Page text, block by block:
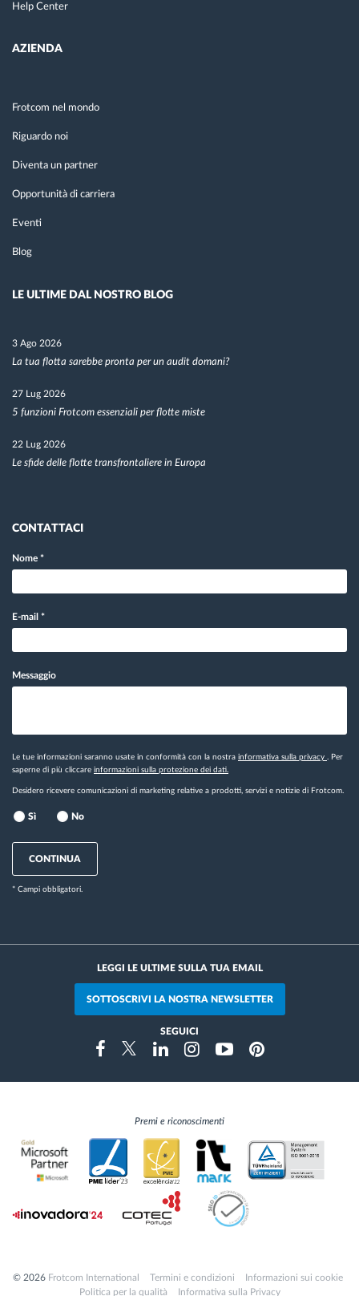
Help Center
AZIENDA
Frotcom nel mondo
Riguardo noi
Diventa un partner
Opportunità di carriera
Eventi
Blog
LE ULTIME DAL NOSTRO BLOG
3 Ago 2026
La tua flotta sarebbe pronta per un audit domani?
27 Lug 2026
5 funzioni Frotcom essenziali per flotte miste
22 Lug 2026
Le sfide delle flotte transfrontaliere in Europa
CONTATTACI
Nome *
E-mail *
Messaggio
Le tue informazioni saranno usate in conformità con la nostra informativa sulla privacy
. Per
saperne di più cliccare informazioni sulla protezione dei dati.
Desidero ricevere comunicazioni di marketing relative a prodotti, servizi e notizie di Frotcom.
Sì No
CONTINUA
* Campi obbligatori.
LEGGI LE ULTIME SULLA TUA EMAIL
SOTTOSCRIVI LA NOSTRA NEWSLETTER
SEGUICI
FacebookTwitterLinkedinInstragramYoutubePinterest
Premi e riconoscimenti
© 2026 Frotcom International Termini e condizioni
Informazioni sui cookie
Politica per la qualità
Informativa sulla Privacy